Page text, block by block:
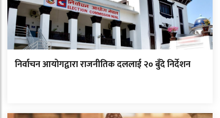
निर्वाचन आयोगद्वारा राजनीतिक दललाई २० बुँदे निर्देशन